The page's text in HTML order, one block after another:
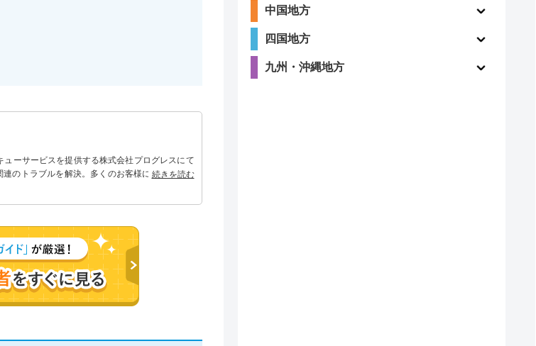
ーサービスを提供する株式会社プログレスにて
のトラブルを解決。多くのお客様に信頼される
続きを読む
中国地方
四国地方
九州・沖縄地方